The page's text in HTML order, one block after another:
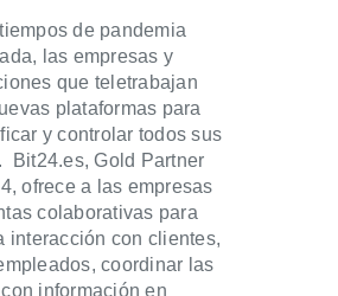
de pandemia
las empresas y
que teletrabajan
plataformas para
y controlar todos sus
Bit24.es, Gold Partner
ofrece a las empresas
colaborativas para
interacción con clientes,
coordinar las
información en